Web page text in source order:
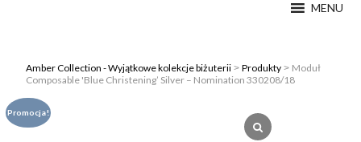
MENU
Amber Collection - Wyjątkowe kolekcje biżuterii > Produkty > Moduł
Composable 'Blue Christening’ Silver – Nomination 330208/18
Promocja!